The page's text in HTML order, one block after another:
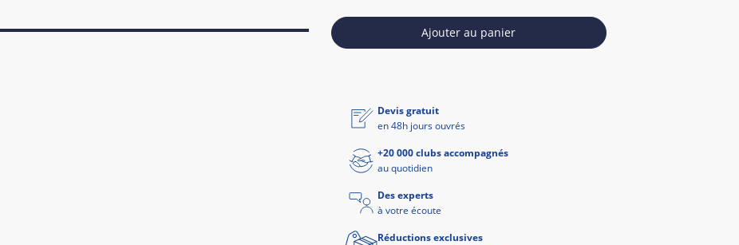
Ajouter au panier
Devis gratuit
en 48h jours ouvrés
+20 000 clubs accompagnés
au quotidien
Des experts
à votre écoute
Réductions exclusives